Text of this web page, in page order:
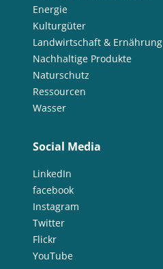
Energie
Kulturgüter
Landwirtschaft & Ernährung
Nachhaltige Produkte
Naturschutz
Ressourcen
Wasser
Social Media
LinkedIn
facebook
Instagram
Twitter
Flickr
YouTube